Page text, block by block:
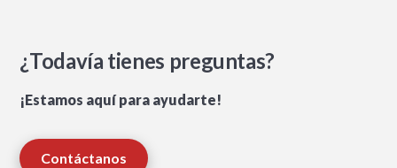
¿Todavía tienes preguntas?
¡Estamos aquí para ayudarte!
Contáctanos